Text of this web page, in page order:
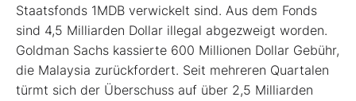
Staatsfonds 1MDB verwickelt sind. Aus dem Fonds
sind 4,5 Milliarden Dollar illegal abgezweigt worden.
Goldman Sachs kassierte 600 Millionen Dollar Gebühr,
die Malaysia zurückfordert. Seit mehreren Quartalen
türmt sich der Überschuss auf über 2,5 Milliarden